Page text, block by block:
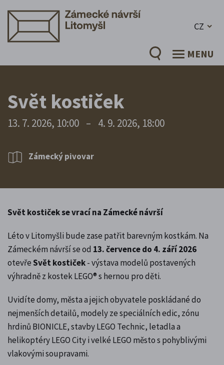
CZ
MENU
Svět kostiček
13. 7. 2026, 10:00 – 4. 9. 2026, 18:00
Zámecký pivovar
Svět kostiček se vrací na Zámecké návrší
Léto v Litomyšli bude zase patřit barevným kostkám. Na
Zámeckém návrší se od 13. července do 4. září 2026
otevřeSvět kostiček- výstava modelů postavených
výhradně z kostek LEGO® s hernou pro děti.
Uvidíte domy, města a jejich obyvatele poskládané do
nejmenších detailů, modely ze speciálních edic, zónu
hrdinů BIONICLE, stavby LEGO Technic, letadla a
helikoptéry LEGO City i velké LEGO město s pohyblivými
vlakovými soupravami.